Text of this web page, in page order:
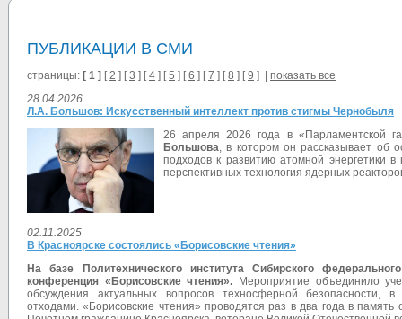
ПУБЛИКАЦИИ В СМИ
страницы: [ 1 ] [2 ] [3 ] [4 ] [5 ] [6 ] [7 ] [8 ] [9 ] | показать все
28.04.2026
Л.А. Большов: Искусственный интеллект против стигмы Чернобыля
26 апреля 2026 года в «Парламентской
Большова, в котором он рассказывает об
подходов к развитию атомной энергетики
перспективных технология ядерных
02.11.2025
В Красноярске состоялись «Борисовские чтения»
На базе Политехнического института Сибирского
конференция «Борисовские чтения».
Мероприятие объединило
обсуждения актуальных вопросов техносферной
отходами. «Борисовские чтения» проводятся раз в два года в